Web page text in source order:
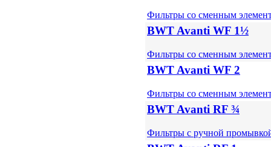
Фильтры со сменным
BWT Avanti WF 1½
Фильтры со сменным
BWT Avanti WF 2
Фильтры со сменным
BWT Avanti RF ¾
Фильтры с ручной